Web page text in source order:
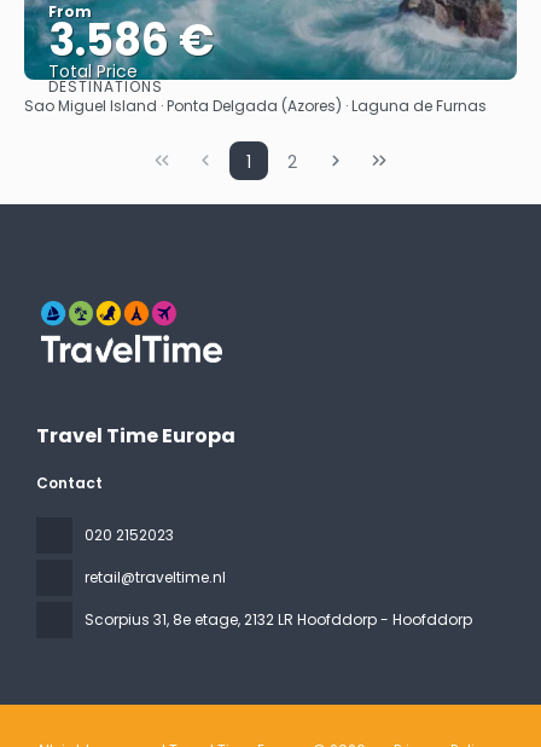
From
3.586 €
Total Price
See
DESTINATIONS
Sao Miguel Island · Ponta Delgada (Azores) · Laguna de Furnas
1 2
Travel Time Europa
Contact
020 2152023
retail@traveltime.nl
Scorpius 31, 8e etage, 2132 LR Hoofddorp - Hoofddorp